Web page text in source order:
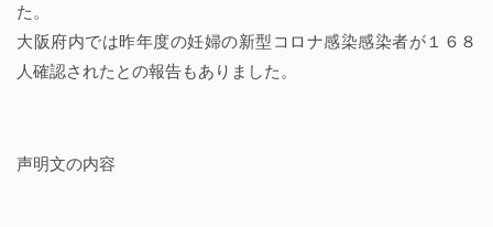
た。
大阪府内では昨年度の妊婦の新型コロナ感染感染者が１６８
人確認されたとの報告もありました。
声明文の内容